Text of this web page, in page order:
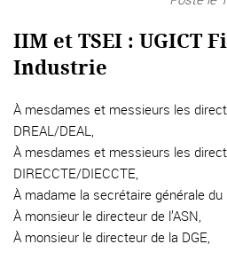
IIM et TSEI : UGICT
Industrie
À mesdames et messieurs les
DREAL/DEAL,
À mesdames et messieurs les
DIRECCTE/DIECCTE,
À madame la secrétaire générale du
À monsieur le directeur de l’ASN,
À monsieur le directeur de la DGE,